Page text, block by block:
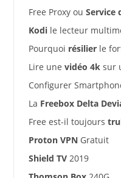
Free Proxy ou Service
Kodile lecteur
Pourquoi résilierle
Lire une vidéo 4ksur
Configurer
La Freebox Delta
Free est-il toujours
Proton VPN Gratuit
Shield TV2019